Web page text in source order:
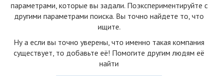
параметрами, которые вы задали. Поэкспериментируйте с
другими параметрами поиска. Вы точно найдете то, что
ищите.
Ну а если вы точно уверены, что именно такая компания
существует, то добавьте её! Помогите другим людям её
найти